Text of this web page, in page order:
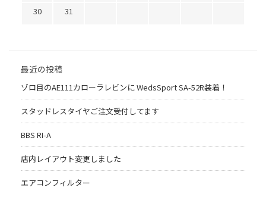
30
31
最近の投稿
ゾロ目のAE111カローラレビンに WedsSport SA-52R装着！
スタッドレスタイヤご注文受付してます
BBS RI-A
店内レイアウト変更しました
エアコンフィルター